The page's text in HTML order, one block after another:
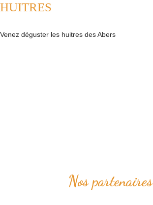
HUITRES
Venez déguster les huitres des Abers
Nos partenaires